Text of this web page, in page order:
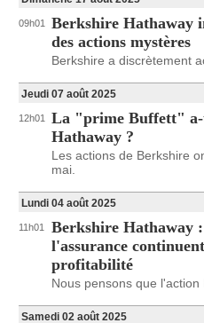
09h01
Berkshire Hathaway
des actions mystères
Berkshire a discrètement
Jeudi 07 août 2025
12h01
La "prime Buffett"
Hathaway ?
Les actions de Berkshire
mai.
Lundi 04 août 2025
11h01
Berkshire Hathaway :
l'assurance
profitabilité
Nous pensons que
Samedi 02 août 2025